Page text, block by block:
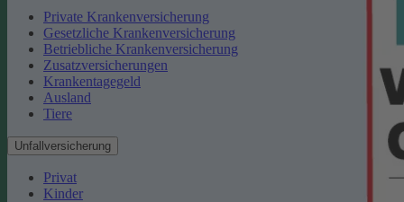
Private Krankenversicherung
Gesetzliche Krankenversicherung
Betriebliche Krankenversicherung
Zusatzversicherungen
Krankentagegeld
Ausland
Tiere
Unfallversicherung
Privat
Kinder